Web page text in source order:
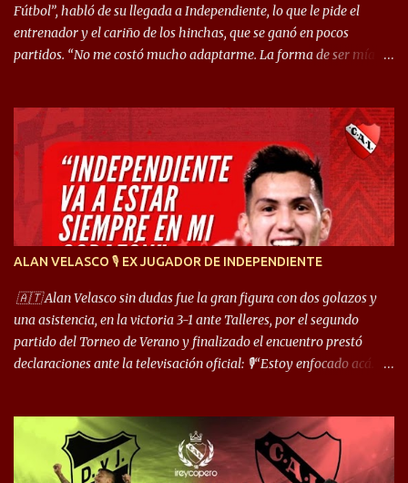
Fútbol”, habló de su llegada a Independiente, lo que le pide el
entrenador y el cariño de los hinchas, que se ganó en pocos
partidos. “No me costó mucho adaptarme. La forma de ser mía
llegué a un Independiente que juega muy dinámico y me gusta
mucho. Me favorece por la forma de jugar mía y eso también
ayudó a que me adapte”. “Me siento mejor por izquierda, pero me
gusta mucho jugar de 9, y juego sin problemas por derecha
también. Jugar de 9 y de extremo por izquierda es diferente. A mi
me gusta jugar por fuera, porque tengo mas posibilidades de
encarar, de enganchar. Pero yo soy un hombre que pica mucho y
arco y tengo más posibilidades”. Sobre lo que le pide el DT,
comentó: “Cuando juego de 9, obviamente me pide presionar, y
cuand...
ALAN VELASCO 🎙 EX JUGADOR DE INDEPENDIENTE
🇦🇹 Alan Velasco sin dudas fue la gran figura con dos golazos y
una asistencia, en la victoria 3-1 ante Talleres, por el segundo
partido del Torneo de Verano y finalizado el encuentro prestó
declaraciones ante la televisación oficial: 🎙️“Estoy enfocado acá.
ojalá sea lo mejor para el club y para mí. Independiente va a estar
siempre en mi corazón”. 🎙️“Siempre que me tocó vestir la camiseta
quise dar lo mejor. Si me toca marcharme, estoy agradecido al